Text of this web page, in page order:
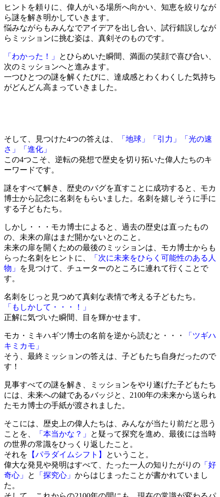
ヒントを頼りに、偉人がいる場所へ向かい、知恵を絞りなが
ら謎を解き明かしていきます。
悩みながらもみんなでアイデアを出し合い、試行錯誤しなが
らミッションに挑む姿は、真剣そのものです。
「わかった！」
とひらめいた瞬間、満面の笑顔で喜び合い、
次のミッションへと進みます。
一つひとつの謎を解くたびに、達成感とわくわくした気持ち
がどんどん高まっていきました。
そして、見つけた4つの答えは、
「地球」「引力」「光の速
さ」「進化」
この4つこそ、逆転の発想で歴史を切り拓いた偉人たちのキ
ーワードです。
謎をすべて解き、歴史のバグを直すことに成功すると、モカ
博士から記念に名刺をもらいました。名刺を嬉しそうに手に
する子どもたち。
しかし・・・モカ博士によると、過去の歴史は直ったもの
の、未来の扉はまだ開かないとのこと。
未来の扉を開くための最後のミッションは、モカ博士からも
らった名刺をヒントに、
「次に未来をひらく可能性のある人
物」
を見つけて、チューターのところに連れて行くことで
す。
名刺をじっと見つめて真剣な表情で考える子どもたち。
「もしかして・・・！」
正解に気づいた瞬間、目を輝かせます。
モカ・ミキハギツ博士の名前を逆から読むと・・・
「ツギハ
キミカモ」
そう、最終ミッションの答えは、子どもたち自身だったので
す！
見事すべての謎を解き、ミッションをやり遂げた子どもたち
には、未来への鍵であるバッジと、2100年の未来から送られ
たモカ博士の手紙が渡されました。
そこには、歴史上の偉人たちは、みんなが当たり前だと思う
ことを、
「本当かな？」
と疑って探究を進め、最後には当時
の世界の常識をひっくり返したこと。
それを 【パラダイムシフト】
ということ。
偉大な発見や発明はすべて、たった一人の知りたがりの 「好
奇心」
と 「探究心」 からはじまったことが書かれていまし
た。